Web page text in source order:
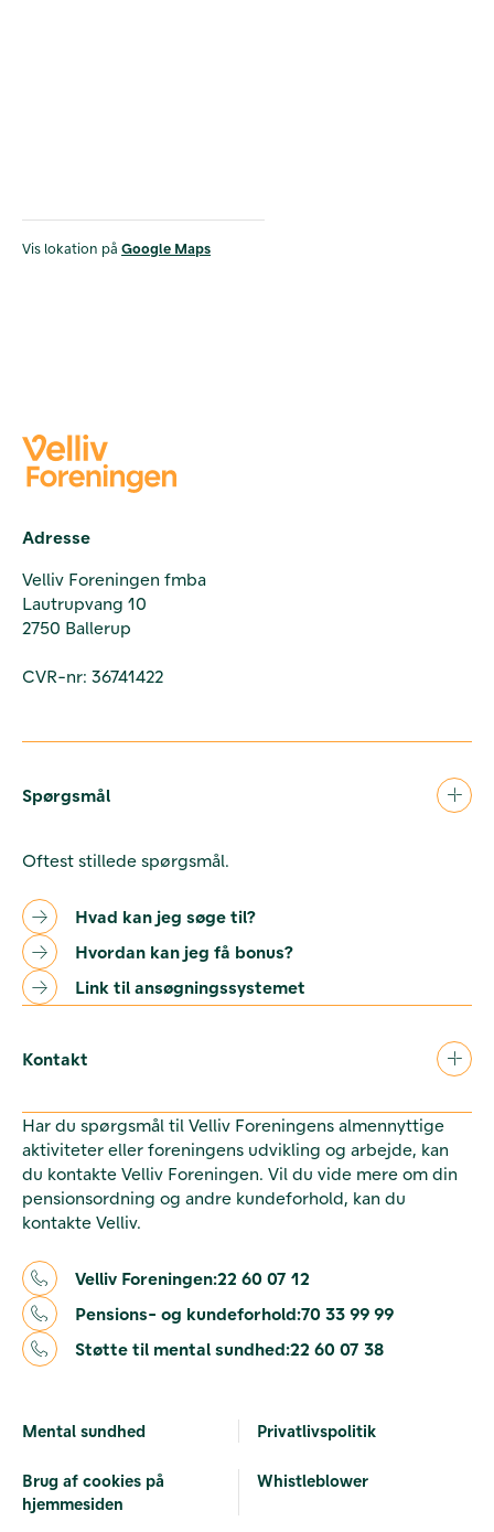
Vis lokation på Google Maps
Adresse
Velliv Foreningen fmba
Lautrupvang 10
2750 Ballerup
CVR-nr: 36741422
Spørgsmål
Oftest stillede spørgsmål.
Hvad kan jeg søge til?
Hvordan kan jeg få bonus?
Link til ansøgningssystemet
Kontakt
Har du spørgsmål til Velliv Foreningens almennyttige
aktiviteter eller foreningens udvikling og arbejde, kan
du kontakte Velliv Foreningen. Vil du vide mere om din
pensionsordning og andre kundeforhold, kan du
kontakte Velliv.
Velliv Foreningen:22 60 07 12
Pensions- og kundeforhold:70 33 99 99
Støtte til mental sundhed:22 60 07 38
Mental sundhed Privatlivspolitik
Brug af cookies på
hjemmesiden
Whistleblower